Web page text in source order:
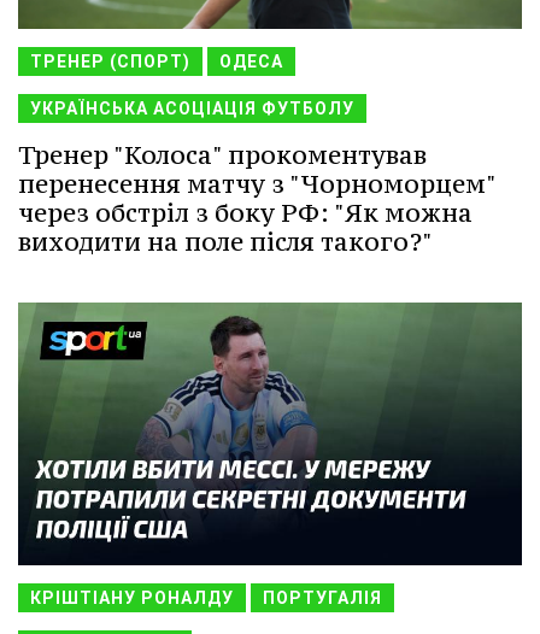
ТРЕНЕР (СПОРТ) ОДЕСА
УКРАЇНСЬКА АСОЦІАЦІЯ ФУТБОЛУ
Тренер "Колоса" прокоментував
перенесення матчу з "Чорноморцем"
через обстріл з боку РФ: "Як можна
виходити на поле після такого?"
КРІШТІАНУ РОНАЛДУ ПОРТУГАЛІЯ